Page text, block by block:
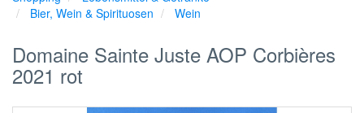
Bier, Wein & Spirituosen
Wein
Domaine Sainte Juste AOP Corbières
2021 rot